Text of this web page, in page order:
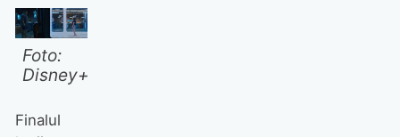
Foto:
Disney+
Finalul